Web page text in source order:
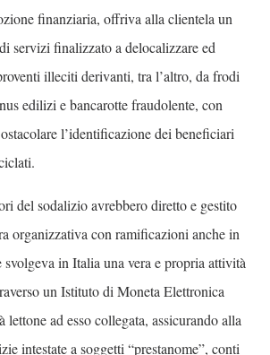
finanziaria, offriva alla clientela un
servizi finalizzato a delocalizzare ed
illeciti derivanti, tra l’altro, da frodi
edilizi e bancarotte fraudolente, con
l’identificazione dei beneficiari
del sodalizio avrebbero diretto e gestito
organizzativa con ramificazioni anche in
svolgeva in Italia una vera e propria attività
un Istituto di Moneta Elettronica
lettone ad esso collegata, assicurando alla
intestate a soggetti “prestanome”, conti